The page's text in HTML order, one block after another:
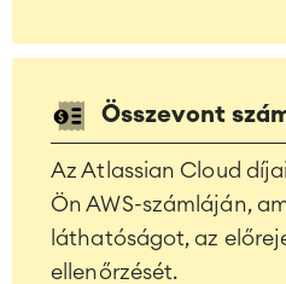
Összevont
Az Atlassian Cloud
Ön AWS-számláján,
láthatóságot, az
ellenőrzését.